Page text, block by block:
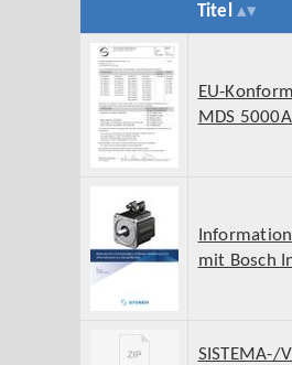
Titel
EU-
MDS
mit Bosch
SISTEMA-/